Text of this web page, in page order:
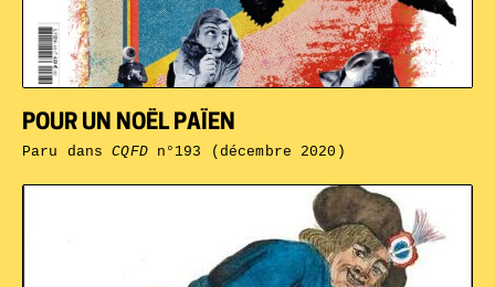
POUR UN NOËL PAÏEN
Paru dansCQFDn°193 (décembre 2020)